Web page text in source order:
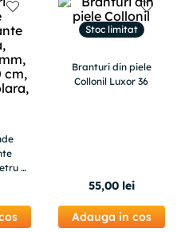
3
Stoc limitat
Branturi din piele
Collonil Luxor 36
55,00 lei
Adauga in cos